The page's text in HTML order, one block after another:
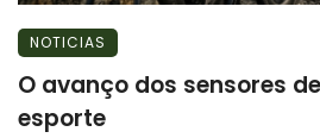
NOTICIAS
O avanço dos sensores
esporte